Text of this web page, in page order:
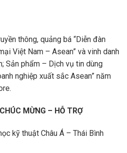
thông, quảng bá “Diễn đàn
Việt Nam – Asean” và vinh danh
Sản phẩm – Dịch vụ tin dùng
nghiệp xuất sắc Asean” năm
MỪNG – HỖ TRỢ
kỹ thuật Châu Á – Thái Bình